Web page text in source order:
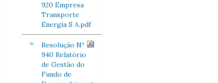
920 Empresa
Transporte
Energia S A.pdf
Resolução Nº
940 Relatório
de Gestão do
Fundo de